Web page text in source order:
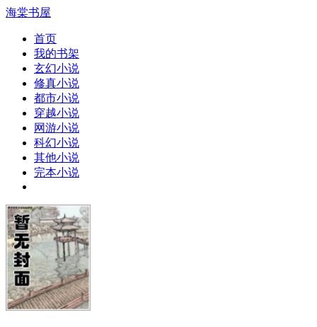
海棠书屋
首页
我的书架
玄幻小说
修真小说
都市小说
穿越小说
网游小说
科幻小说
其他小说
完本小说